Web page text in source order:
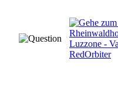
Luzzone -
RedOrbiter